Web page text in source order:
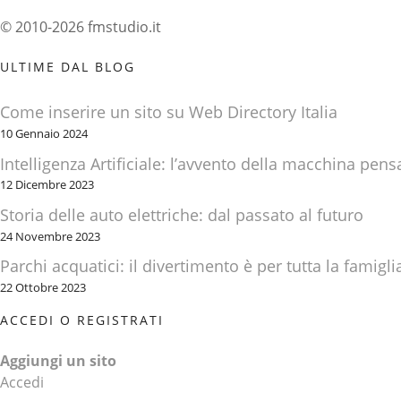
g
a
z
i
o
n
e
t
r
a
© 2010-2026 fmstudio.it
ULTIME DAL BLOG
Come inserire un sito su Web Directory Italia
10 Gennaio 2024
Intelligenza Artificiale: l’avvento della macchina
12 Dicembre 2023
Storia delle auto elettriche: dal passato al futuro
24 Novembre 2023
Parchi acquatici: il divertimento è per tutta la
22 Ottobre 2023
ACCEDI O REGISTRATI
Aggiungi un sito
Accedi